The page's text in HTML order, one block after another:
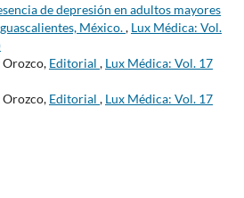
de depresión en adultos mayores
México., Lux Médica: Vol.
Orozco, Editorial , Lux Médica: Vol. 17
Orozco, Editorial , Lux Médica: Vol. 17